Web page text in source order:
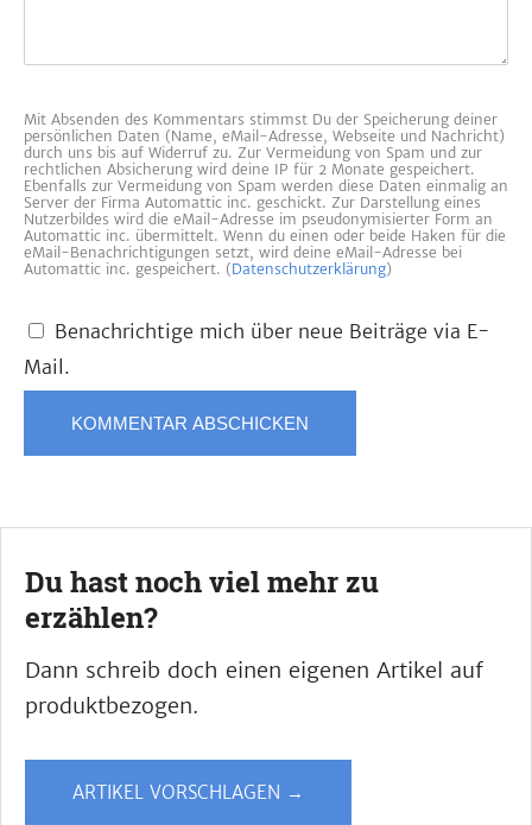
Mit Absenden des Kommentars stimmst Du der Speicherung deiner
persönlichen Daten (Name, eMail-Adresse, Webseite und Nachricht)
durch uns bis auf Widerruf zu. Zur Vermeidung von Spam und zur
rechtlichen Absicherung wird deine IP für 2 Monate gespeichert.
Ebenfalls zur Vermeidung von Spam werden diese Daten einmalig an
Server der Firma Automattic inc. geschickt. Zur Darstellung eines
Nutzerbildes wird die eMail-Adresse im pseudonymisierter Form an
Automattic inc. übermittelt. Wenn du einen oder beide Haken für die
eMail-Benachrichtigungen setzt, wird deine eMail-Adresse bei
Automattic inc. gespeichert. (Datenschutzerklärung)
Benachrichtige mich über neue Beiträge via E-
Mail.
Du hast noch viel mehr zu
erzählen?
Dann schreib doch einen eigenen Artikel auf
produktbezogen.
ARTIKEL VORSCHLAGEN →